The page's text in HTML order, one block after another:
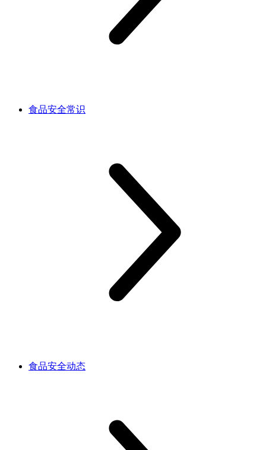
食品安全常识
食品安全动态